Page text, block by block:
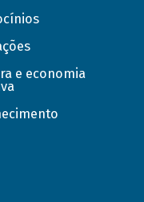
e economia